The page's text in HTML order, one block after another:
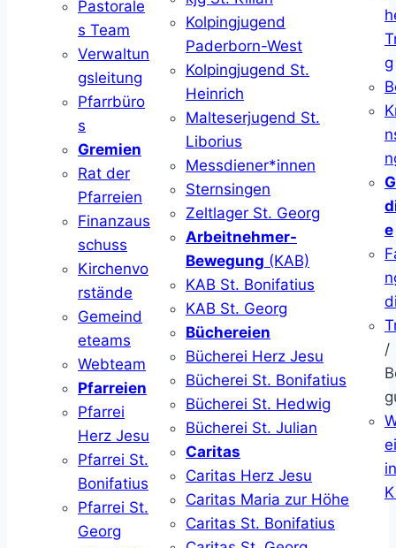
Pastorale
s Team
Verwaltun
gsleitung
Pfarrbüro
s
Gremien
Rat der
Pfarreien
Finanzaus
schuss
Kirchenvo
rstände
Gemeind
eteams
Webteam
Pfarreien
Pfarrei
Herz Jesu
Pfarrei St.
Bonifatius
Pfarrei St.
Georg
Kolpingjugend
Paderborn-West
Kolpingjugend St.
Heinrich
Malteserjugend St.
Liborius
Messdiener*innen
Sternsingen
Zeltlager St. Georg
Arbeitnehmer-
Bewegung (KAB)
KAB St. Bonifatius
KAB St. Georg
Büchereien
Bücherei Herz Jesu
Bücherei St. Bonifatius
Bücherei St. Hedwig
Bücherei St. Julian
Caritas
Caritas Herz Jesu
Caritas Maria zur Höhe
Caritas St. Bonifatius
g
e
/